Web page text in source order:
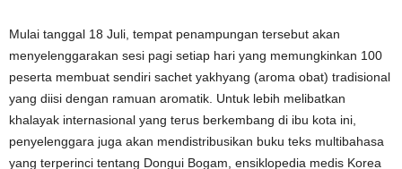
Mulai tanggal 18 Juli, tempat penampungan tersebut akan
menyelenggarakan sesi pagi setiap hari yang memungkinkan 100
peserta membuat sendiri sachet yakhyang (aroma obat) tradisional
yang diisi dengan ramuan aromatik. Untuk lebih melibatkan
khalayak internasional yang terus berkembang di ibu kota ini,
penyelenggara juga akan mendistribusikan buku teks multibahasa
yang terperinci tentang Dongui Bogam, ensiklopedia medis Korea